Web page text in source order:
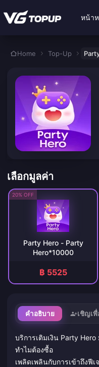
หน้า
Home Top-Up
เลือกมูลค่า
20% OFF
Party Hero - Party
Hero*10000
฿ 5525
คำอธิบาย เชิญเพื่
บริการเติมเงิน Party
ทำไมต้องซื้อ
เพลิดเพลินกับการเข้าถึงฟี